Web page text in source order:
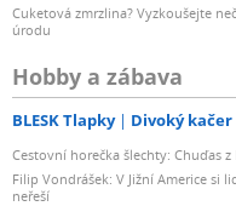
Cuketová zmrzlina? Vyzkoušejte
úrodu
Hobby a zábava
BLESK Tlapky Divoký kačer
Cestovní horečka šlechty: Chuďas
Filip Vondrášek: V Jižní Americe si
neřeší